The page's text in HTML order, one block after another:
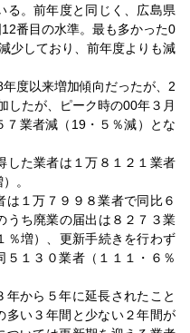
る。前年度と同じく、広島県
番目の水準。最も多かった0
少しており、前年度よりも減
度以来増加傾向だったが、2
したが、ピーク時の00年３月
業者減（19・５％減）とな
た業者は１万８１２１業者
。
１万７９９８業者で同比６
うち廃業の届出は８２７３業
％増）、更新手続きを行わず
５１３０業者（１１１・６％
から５年に延長されたこと
多い３年間と少ない２年間が